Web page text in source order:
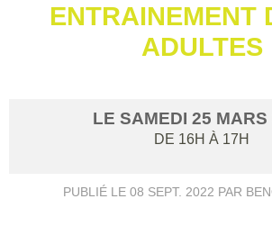
ENTRAINEMENT
ADULTES
LE SAMEDI 25 MARS
DE 16H À 17H
PUBLIÉ LE 08 SEPT. 2022 PAR